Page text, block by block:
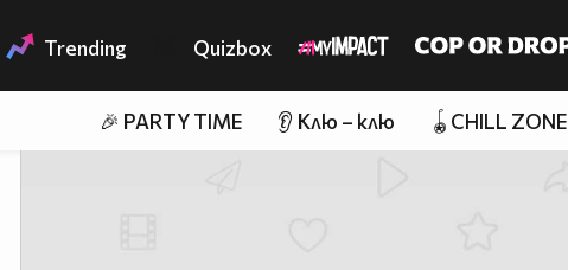
Trending Quizbox
🎉 PARTY TIME 👂 Клю – клю 🪀CHILL ZONE